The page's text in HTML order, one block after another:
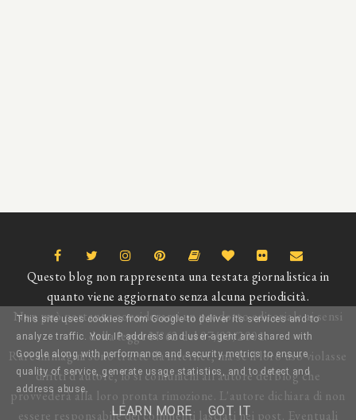
Questo blog non rappresenta una testata giornalistica in
quanto viene aggiornato senza alcuna periodicità.
Non può pertanto considerarsi un prodotto editoriale ai sensi
della legge N°62 del 07/03/2001.
Rare immagini sono tratte da internet, ma se il loro uso violasse
diritti d'autore, lo si comunichi all'autore del blog che
provvederà alla loro pronta rimozione. L'autore dichiara di non
essere responsabile dei commenti lasciati nei post. Eventuali
This site uses cookies from Google to deliver its services and to
analyze traffic. Your IP address and user-agent are shared with
Google along with performance and security metrics to ensure
quality of service, generate usage statistics, and to detect and
address abuse.
LEARN MORE GOT IT